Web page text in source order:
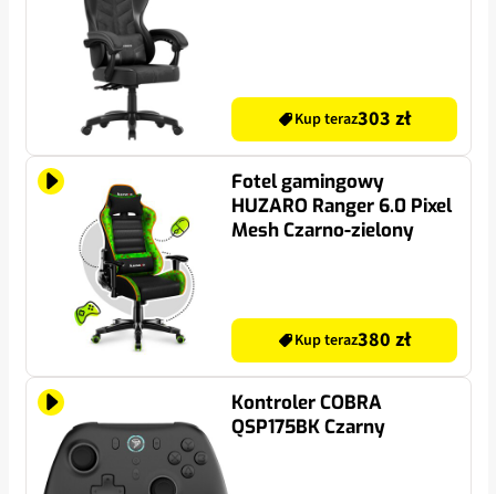
Kup teraz303 zł
Fotel gamingowy
HUZARO Ranger 6.0 Pixel
Mesh Czarno-zielony
Kup teraz380 zł
Kontroler COBRA
QSP175BK Czarny